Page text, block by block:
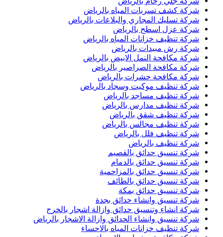
شركة كشف تسربات المياه بالرياض
شركة تسليك المجاري والبلاعات بالرياض
شركة عزل اسطح بالرياض
شركة تنظيف خزانات المياه بالرياض
شركة رش مبيدات بالرياض
شركة مكافحة النمل الابيض بالرياض
شركة مكافحة الصراصير بالرياض
شركة مكافحة حشرات بالرياض
شركة تنظيف موكيت وسجاد بالرياض
شركة تنظيف مساجد بالرياض
شركة تنظيف مدارس بالرياض
شركة تنظيف شقق بالرياض
شركة تنظيف مجالس بالرياض
شركة تنظيف فلل بالرياض
شركة تنظيف بالرياض
شركة تنسيق حدائق بالقصيم
شركة تنسيق حدائق بالدمام
شركة تنسيق حدائق بالمزاحمية
شركة تنسيق حدائق بالطائف
شركة تنسيق حدائق بمكة
شركة تنسيق وانشاء حدائق بجدة
شركة انشاء وتنسيق حدائق وازالة اشجار بالخرج
شركة تنسيق وانشاء الحدائق وازالة الاشجار بالرياض
شركة تنظيف خزانات المياه بالاحساء